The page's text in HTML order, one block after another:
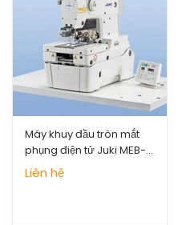
Máy khuy đầu tròn mắt
phụng điện tử Juki MEB-
3810
Liên hệ